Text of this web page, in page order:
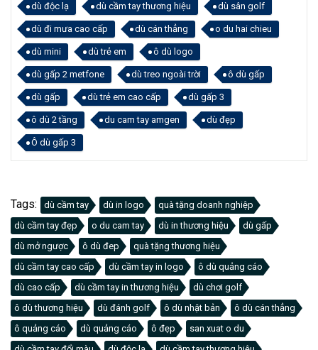
dù độc lạ dù cầm tay thương hiệu dù sân golf
dù đi mưa cao cấp dù cán thẳng o du hai chieu
dù mini dù trẻ em ô dù logo
dù gấp 2 metfone dù treo ngoài trời ô dù gấp
dù gấp dù trẻ em cao cấp dù gấp 3
ô dù 2 tầng du cam tay amgen dù đẹp
Ô dù gấp 3
Tags: dù cầm tay dù in logo
quà tặng doanh nghiệp
dù cầm tay đẹp
o du cam tay dù in thương hiệu
dù gấp
dù mở ngược
ô dù đep
quà tặng thương hiệu
dù cầm tay cao cấp
dù cầm tay in logo
ô dù quảng cáo
dù cao cấp
dù cầm tay in thương hiệu
dù chơi golf
ô dù thương hiệu
dù đánh golf ô dù nhật bản
ô dù cán thẳng
ô quảng cáo
dù quảng cáo ô đẹp
san xuat o du